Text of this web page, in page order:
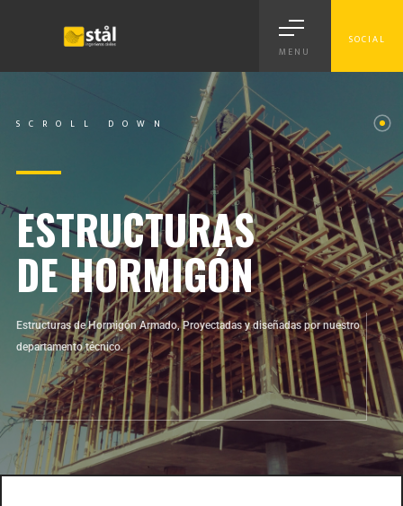
MENU
SOCIAL
ESTRUCTURAS
DE HORMIGÓN
Estructuras de Hormigón Armado, Proyectadas y diseñadas por nuestro
departamento técnico.
SCROLL DOWN